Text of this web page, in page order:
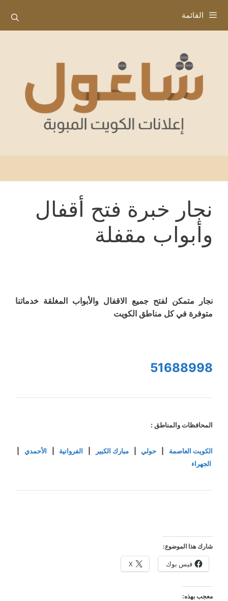
إلى
المحتوى
القائمة
نجار خبرة فتح أقفال
وأبواب مقفلة
نجار متمكن لفتح جميع الاقفال والأبواب المغلقة خدماتنا
متوفرة في كل مناطق الكويت
51688998
المحافظات والمناطق :
الكويت العاصمة حولي|مبارك الكبير الفروانية الأحمدي
الجهراء
شارك هذا الموضوع:
فيس بوك X
معجب بهذه: